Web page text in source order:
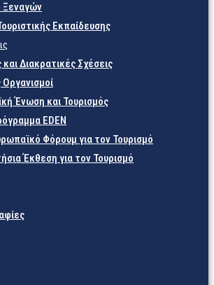
Εκπαίδευσης
και Διακρατικές Σχέσεις
Οργανισμοί
Ένωση και Τουρισμός
EDEN
Φόρουμ για τον Τουρισμό
Έκθεση για τον Τουρισμό